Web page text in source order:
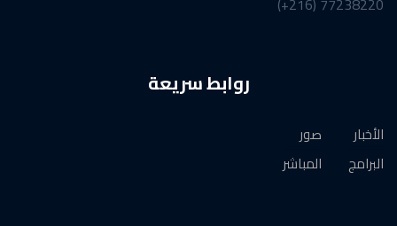
روابط سريعة
الأخبار
البرامج
صور
المباشر